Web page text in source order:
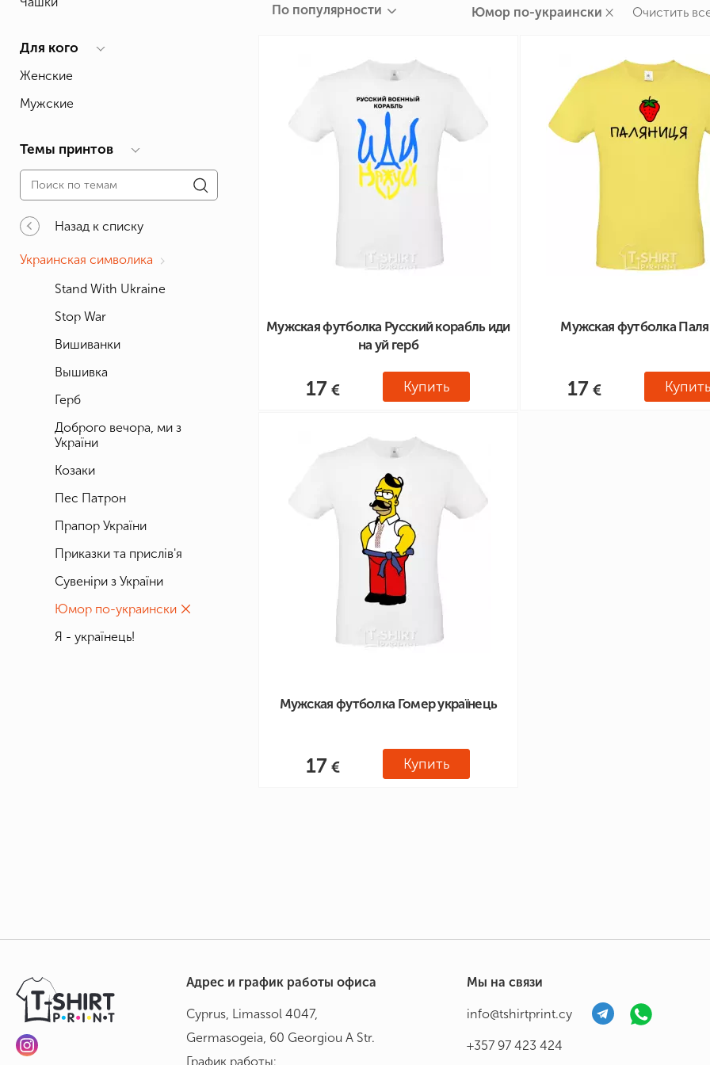
Влюблённым
Девичник
Животные
Известные бренды
По популярности Юмор по-украински × Очистить
Мужская футболка Русский корабль иди
на уй герб
17 Купить
Мужская футболка
17 Купить
Мужская футболка Гомер українець
17 Купить
Для кого
Женские
Мужские
Темы принтов
Назад к списку
Украинская символика
Stand With Ukraine
Stop War
Вишиванки
Вышивка
Герб
Доброго вечора, ми з
України
Козаки
Пес Патрон
Прапор України
Приказки та прислів'я
Сувеніри з України
Юмор по-украински
Я - українець!
Адрес и график работы офиса
Cyprus, Limassol 4047,
Germasogeia, 60 Georgiou A Str.
График работы:
Мы на связи
info@tshirtprint.cy
+357 97 423 424